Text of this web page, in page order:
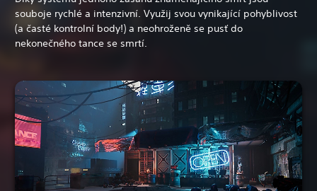
souboje rychlé a intenzivní. Využij svou vynikající pohyblivost
(a časté kontrolní body!) a neohroženě se pusť do
nekonečného tance se smrtí.